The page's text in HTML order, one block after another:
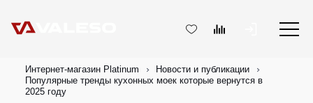
Интернет-магазин Platinum
Новости и публикации
Популярные тренды кухонных моек которые вернутся в
2025 году